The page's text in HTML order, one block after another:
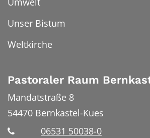
Unser Bistum
Weltkirche
Pastoraler Raum
Mandatstraße 8
54470 Bernkastel-Kues
06531 50038-0